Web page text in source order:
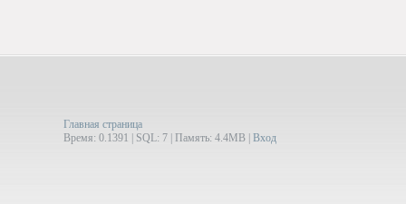
Главная страница
Время: 0.1391 | SQL: 7 | Память: 4.4MB Вход